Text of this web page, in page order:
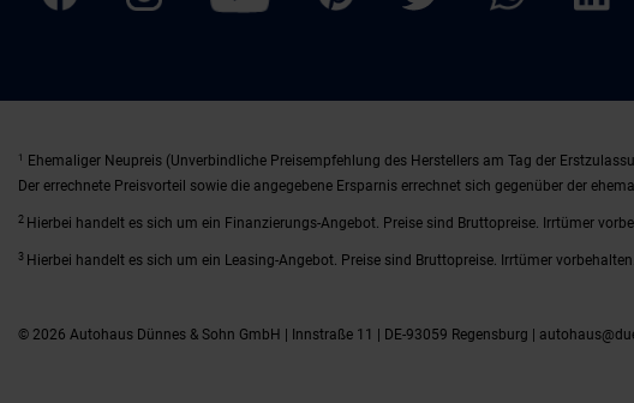
1
Ehemaliger Neupreis (Unverbindliche Preisempfehlung des Herstellers am Tag der
Der errechnete Preisvorteil sowie die angegebene Ersparnis errechnet sich gegenüber der
2 Hierbei handelt es sich um ein Finanzierungs-Angebot. Preise sind Bruttopreise. Irrtümer
3 Hierbei handelt es sich um ein Leasing-Angebot. Preise sind Bruttopreise. Irrtümer vorbehalten.
© 2026 Autohaus Dünnes & Sohn GmbH | Innstraße 11 | DE-93059 Regensburg |